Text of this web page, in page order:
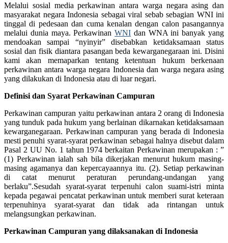
Melalui sosial media perkawinan antara warga negara asing dan
masyarakat negara Indonesia sebagai viral sebab sebagian WNI ini
tinggal di pedesaan dan cuma kenalan dengan calon pasangannya
melalui dunia maya. PerkawinanWNI dan WNA ini banyak yang
mendoakan sampai “nyinyir” disebabkan ketidaksamaan status
sosial dan fisik diantara pasangan beda kewarganegaraan ini. Disini
kami akan memaparkan tentang ketentuan hukum berkenaan
perkawinan antara warga negara Indonesia dan warga negara asing
yang dilakukan di Indonesia atau di luar negari.
Definisi dan Syarat Perkawinan Campuran
Perkawinan campuran yaitu perkawinan antara 2 orang di Indonesia
yang tunduk pada hukum yang berlainan dikarnakan ketidaksamaan
kewarganegaraan. Perkawinan campuran yang berada di Indonesia
mesti penuhi syarat-syarat perkawinan sebagai halnya disebut dalam
Pasal 2 UU No. 1 tahun 1974 berkaitan Perkawinan merupakan : ”
(1) Perkawinan ialah sah bila dikerjakan menurut hukum masing-
masing agamanya dan kepercayaannya itu. (2). Setiap perkawinan
di catat menurut peraturan perundang-undangan yang
berlaku”.Sesudah syarat-syarat terpenuhi calon suami-istri minta
kepada pegawai pencatat perkawinan untuk memberi surat keteraan
terpenuhinya syarat-syarat dan tidak ada rintangan untuk
melangsungkan perkawinan.
Perkawinan Campuran yang dilaksanakan di Indonesia